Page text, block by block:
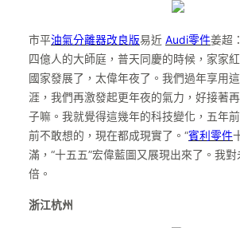
市平油氣分離器改良版易近 Audi零件姜超
四億人的大師庭，普天同慶的時候，家家
國家發展了，太偉年夜了。我們過年享用
涯，我們再激發起更年夜的氣力，好接著
子嘛。我就覺得這幾年的科技變化，五年
前不敢想的，現在都成現實了。“賓利零件
滿，“十五五”宏偉藍圖又展現出來了。我
倍。
浙江杭州